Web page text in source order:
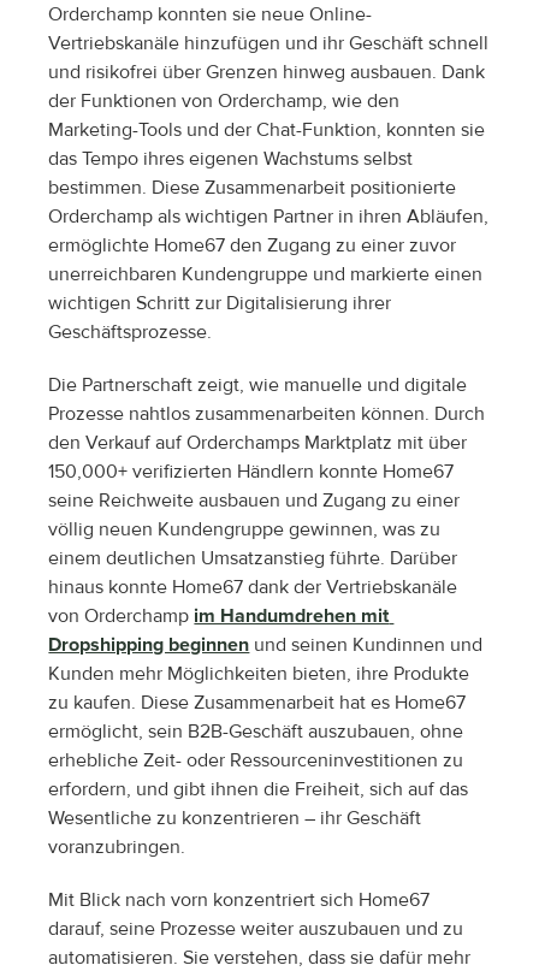
Orderchamp konnten sie neue Online-
Vertriebskanäle hinzufügen und ihr Geschäft schnell
und risikofrei über Grenzen hinweg ausbauen. Dank
der Funktionen von Orderchamp, wie den
Marketing-Tools und der Chat-Funktion, konnten sie
das Tempo ihres eigenen Wachstums selbst
bestimmen. Diese Zusammenarbeit positionierte
Orderchamp als wichtigen Partner in ihren Abläufen,
ermöglichte Home67 den Zugang zu einer zuvor
unerreichbaren Kundengruppe und markierte einen
wichtigen Schritt zur Digitalisierung ihrer
Geschäftsprozesse.
Die Partnerschaft zeigt, wie manuelle und digitale
Prozesse nahtlos zusammenarbeiten können. Durch
den Verkauf auf Orderchamps Marktplatz mit über
150,000+ verifizierten Händlern konnte Home67
seine Reichweite ausbauen und Zugang zu einer
völlig neuen Kundengruppe gewinnen, was zu
einem deutlichen Umsatzanstieg führte. Darüber
hinaus konnte Home67 dank der Vertriebskanäle
von Orderchamp im Handumdrehen mit
Dropshipping beginnen und seinen Kundinnen und
Kunden mehr Möglichkeiten bieten, ihre Produkte
zu kaufen. Diese Zusammenarbeit hat es Home67
ermöglicht, sein B2B-Geschäft auszubauen, ohne
erhebliche Zeit- oder Ressourceninvestitionen zu
erfordern, und gibt ihnen die Freiheit, sich auf das
Wesentliche zu konzentrieren – ihr Geschäft
voranzubringen.
Mit Blick nach vorn konzentriert sich Home67
darauf, seine Prozesse weiter auszubauen und zu
automatisieren. Sie verstehen, dass sie dafür mehr